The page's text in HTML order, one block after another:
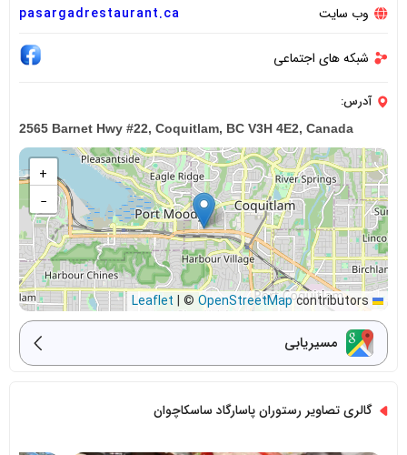
وب سایت pasargadrestaurant.ca
شبکه های اجتماعی
آدرس:
2565 Barnet Hwy #22, Coquitlam, BC V3H 4E2, Canada
+
−
| © OpenStreetMapcontributors
مسیریابی
گالری تصاویر رستوران پاسارگاد ساسکاچوان